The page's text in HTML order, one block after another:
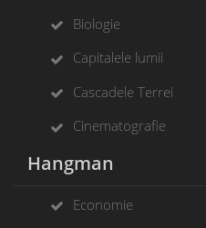
Biologie
Capitalele lumii
Cascadele Terrei
Cinematografie
Hangman
Economie